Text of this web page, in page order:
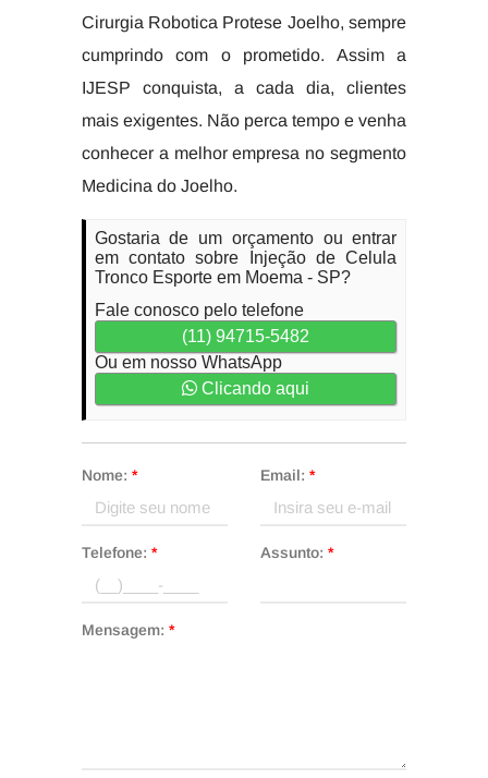
Cirurgia Robotica Protese Joelho, sempre
cumprindo com o prometido. Assim a
IJESP conquista, a cada dia, clientes
mais exigentes. Não perca tempo e venha
conhecer a melhor empresa no segmento
Medicina do Joelho.
Gostaria de um orçamento ou entrar
em contato sobre Injeção de Celula
Tronco Esporte em Moema - SP?
Fale conosco pelo telefone
(11) 94715-5482
Ou em nosso WhatsApp
Clicando aqui
Nome: * Email: *
Telefone: * Assunto: *
Mensagem: *